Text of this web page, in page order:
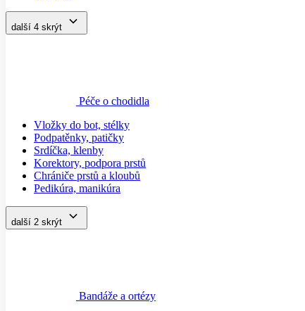
další 4 skrýt
Péče o chodidla
Vložky do bot, stélky
Podpatěnky, patičky
Srdíčka, klenby
Korektory, podpora prstů
Chrániče prstů a kloubů
Pedikúra, manikúra
další 2 skrýt
Bandáže a ortézy